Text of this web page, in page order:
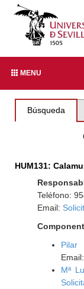
MENU
Búsqueda
HUM131:
Teléfono:
Email:
Pilar
Email:
Mª